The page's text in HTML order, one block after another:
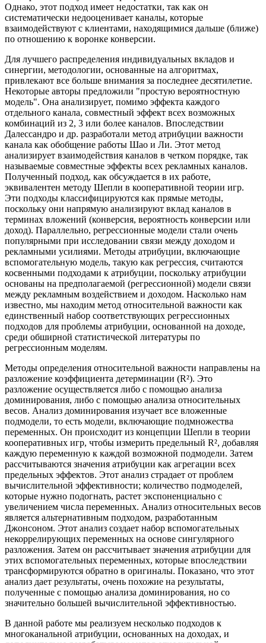
Однако, этот подход имеет недостатки, так как он
систематически недооценивает каналы, которые
взаимодействуют с клиентами, находящимися дальше (ближе)
по отношению к воронке конверсии.
Для лучшего распределения индивидуальных вкладов и
синергии, методологии, основанные на алгоритмах,
привлекают все больше внимания за последнее десятилетие.
Некоторые авторы предложили "простую вероятностную
модель". Она анализирует, помимо эффекта каждого
отдельного канала, совместный эффект всех возможных
комбинаций из 2, 3 или более каналов. Впоследствии
Далессандро и др. разработали метод атрибуции важности
канала как обобщение работы Шао и Ли. Этот метод
анализирует взаимодействия каналов в четком порядке, так
называемые совместные эффекты всех рекламных каналов.
Полученный подход, как обсуждается в их работе,
эквивалентен методу Шепли в кооперативной теории игр.
Эти подходы классифицируются как прямые методы,
поскольку они напрямую анализируют вклад каналов в
терминах вложений (конверсия, вероятность конверсии или
доход). Параллельно, регрессионные модели стали очень
популярными при исследовании связи между доходом и
рекламными усилиями. Методы атрибуции, включающие
вспомогательную модель, такую как регрессия, считаются
косвенными подходами к атрибуции, поскольку атрибуции
основаны на предполагаемой (регрессионной) модели связи
между рекламным воздействием и доходом. Насколько нам
известно, мы находим метод относительной важности как
единственный набор соответствующих регрессионных
подходов для проблемы атрибуции, основанной на доходе,
среди обширной статистической литературы по
регрессионным моделям.
Методы определения относительной важности направлены на
разложение коэффициента детерминации (R²). Это
разложение осуществляется либо с помощью анализа
доминирования, либо с помощью анализа относительных
весов. Анализ доминирования изучает все вложенные
подмодели, то есть модели, включающие подмножества
переменных. Он происходит из концепции Шепли в теории
кооперативных игр, чтобы измерить предельный R², добавляя
каждую переменную к каждой возможной подмодели. Затем
рассчитываются значения атрибуции как агрегации всех
предельных эффектов. Этот анализ страдает от проблем
вычислительной эффективности; количество подмоделей,
которые нужно подогнать, растет экспоненциально с
увеличением числа переменных. Анализ относительных весов
является альтернативным подходом, разработанным
Джонсоном. Этот анализ создает набор вспомогательных
некоррелирующих переменных на основе сингулярного
разложения. Затем он рассчитывает значения атрибуции для
этих вспомогательных переменных, которые впоследствии
трансформируются обратно в оригиналы. Показано, что этот
анализ дает результаты, очень похожие на результаты,
полученные с помощью анализа доминирования, но со
значительно большей вычислительной эффективностью.
В данной работе мы реализуем несколько подходов к
многоканальной атрибуции, основанных на доходах, и